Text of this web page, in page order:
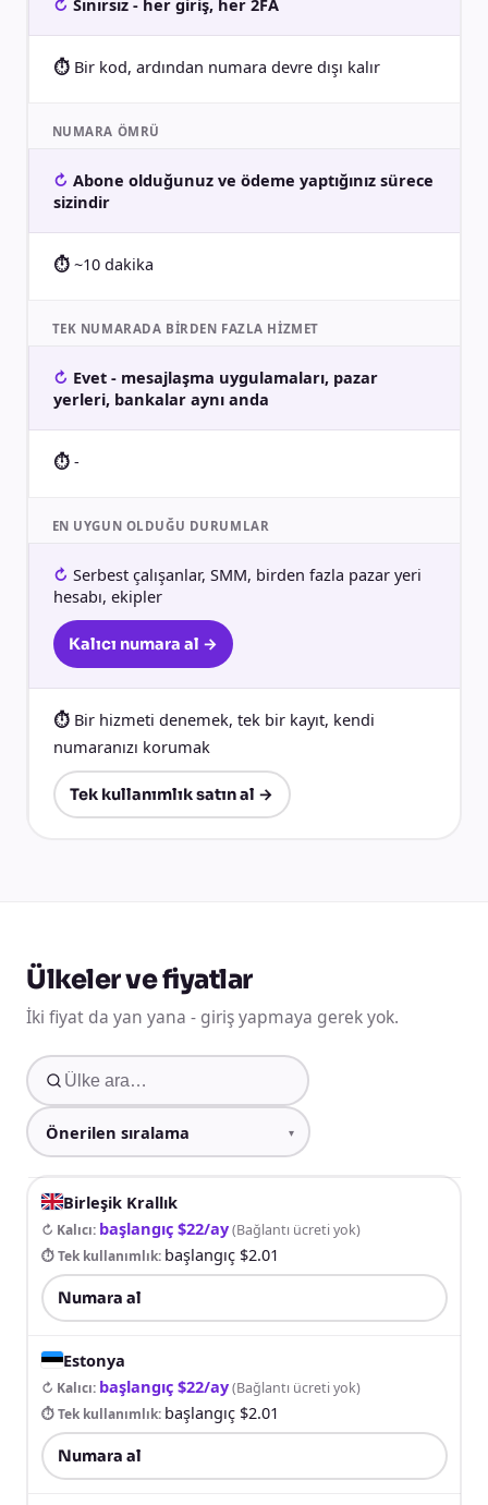
Bir kod, ardından numara devre dışı kalır
NUMARA ÖMRÜ
Abone olduğunuz ve ödeme yaptığınız sürece
sizindir
~10 dakika
TEK NUMARADA BIRDEN FAZLA HIZMET
Evet - mesajlaşma uygulamaları, pazar
yerleri, bankalar aynı anda
-
EN UYGUN OLDUĞU DURUMLAR
Serbest çalışanlar, SMM, birden fazla pazar yeri
hesabı, ekipler
Kalıcı numara al →
Bir hizmeti denemek, tek bir kayıt, kendi
numaranızı korumak
Tek kullanımlık satın al →
Ülkeler ve fiyatlar
İki fiyat da yan yana - giriş yapmaya gerek yok.
Birleşik Krallık
↻ Kalıcı: başlangıç $22/ay(Bağlantı ücreti yok)
⏱ Tek kullanımlık: başlangıç $2.01
Numara al
Estonya
↻ Kalıcı: başlangıç $22/ay(Bağlantı ücreti yok)
⏱ Tek kullanımlık: başlangıç $2.01
Numara al